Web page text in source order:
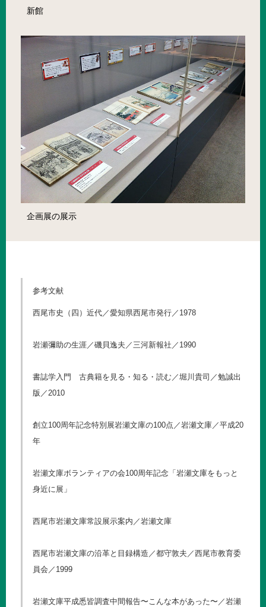
新館
企画展の展示
参考文献
西尾市史（四）近代／愛知県西尾市発行／1978
岩瀬彌助の生涯／磯貝逸夫／三河新報社／1990
書誌学入門 古典籍を見る・知る・読む／堀川貴司／勉誠出
版／2010
創立100周年記念特別展岩瀬文庫の100点／岩瀬文庫／平成20
年
岩瀬文庫ボランティアの会100周年記念「岩瀬文庫をもっと
身近に展」
西尾市岩瀬文庫常設展示案内／岩瀬文庫
西尾市岩瀬文庫の沿革と目録構造／都守敦夫／西尾市教育委
員会／1999
岩瀬文庫平成悉皆調査中間報告〜こんな本があった〜／岩瀬